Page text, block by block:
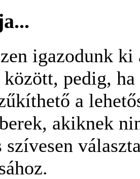
igazodunk
között, pedig,
a
akiknek
szívesen